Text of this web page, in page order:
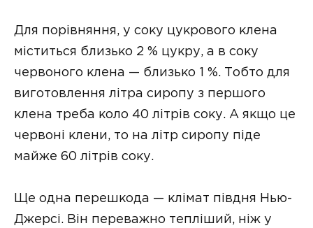
Для порівняння, у соку цукрового клена
міститься близько 2 % цукру, а в соку
червоного клена — близько 1 %. Тобто для
виготовлення літра сиропу з першого
клена треба коло 40 літрів соку. А якщо це
червоні клени, то на літр сиропу піде
майже 60 літрів соку.
Ще одна перешкода — клімат півдня Нью-
Джерсі. Він переважно тепліший, ніж у